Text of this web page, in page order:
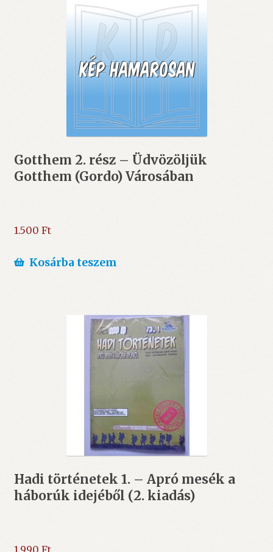
Gotthem 2. rész – Üdvözöljük
Gotthem (Gordo) Városában
1.500 Ft
Kosárba teszem
Hadi történetek 1. – Apró mesék a
háborúk idejéből (2. kiadás)
1.990 Ft